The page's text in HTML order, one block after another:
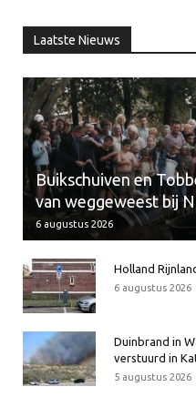
Laatste Nieuws
Buikschuiven en
van weggeweest bij
6 augustus 2026
Holland
6 augustus 2026
Duinbrand in
verstuurd in
5 augustus 2026